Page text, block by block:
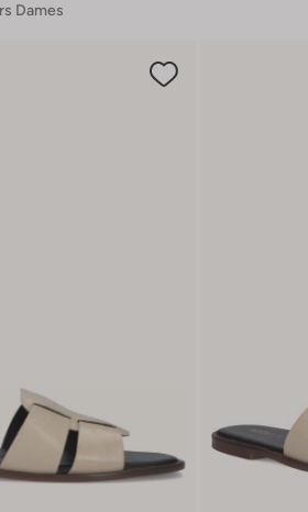
Dames